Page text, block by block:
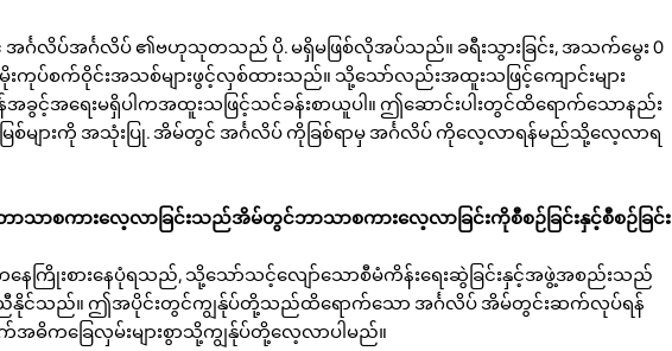
အင်္ဂလိပ်အင်္ဂလိပ် ၏ဗဟုသုတသည် ပို. မရှိမဖြစ်လိုအပ်သည်။ ခရီးသွားခြင်း, အသက်မွေး 0
းကုပ်စက်ဝိုင်းအသစ်များဖွင့်လှစ်ထားသည်။ သို့သော်လည်းအထူးသဖြင့်ကျောင်းများ
င့်အရေးမရှိပါကအထူးသဖြင့်သင်ခန်းစာယူပါ။ ဤဆောင်းပါးတွင်ထိရောက်သောနည်း
ြစ်များကို အသုံးပြု. အိမ်တွင် အင်္ဂလိပ် ကိုခြစ်ရာမှ အင်္ဂလိပ် ကိုလေ့လာရန်မည်သို့လေ့လာရ
ာသာစကားလေ့လာခြင်းသည်အိမ်တွင်ဘာသာစကားလေ့လာခြင်းကိုစီစဉ်ခြင်းနှင့်စီစဉ်ခြင်း
ကနေကြိုးစားနေပုံရသည်, သို့သော်သင့်လျော်သောစီမံကိန်းရေးဆွဲခြင်းနှင့်အဖွဲ့အစည်းသည်
ညီနိုင်သည်။ ဤအပိုင်းတွင်ကျွန်ုပ်တို့သည်ထိရောက်သော အင်္ဂလိပ် အိမ်တွင်းဆက်လုပ်ရန်
ကခြေလှမ်းများစွာသို့ကျွန်ုပ်တို့လေ့လာပါမည်။